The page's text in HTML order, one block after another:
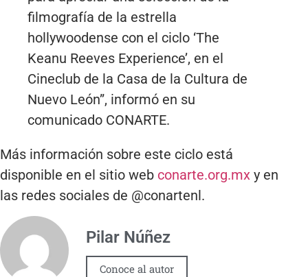
filmografía de la estrella
hollywoodense con el ciclo ‘The
Keanu Reeves Experience’, en el
Cineclub de la Casa de la Cultura de
Nuevo León”, informó en su
comunicado CONARTE.
Más información sobre este ciclo está
disponible en el sitio web conarte.org.mx y en
las redes sociales de @conartenl.
Pilar Núñez
Conoce al autor